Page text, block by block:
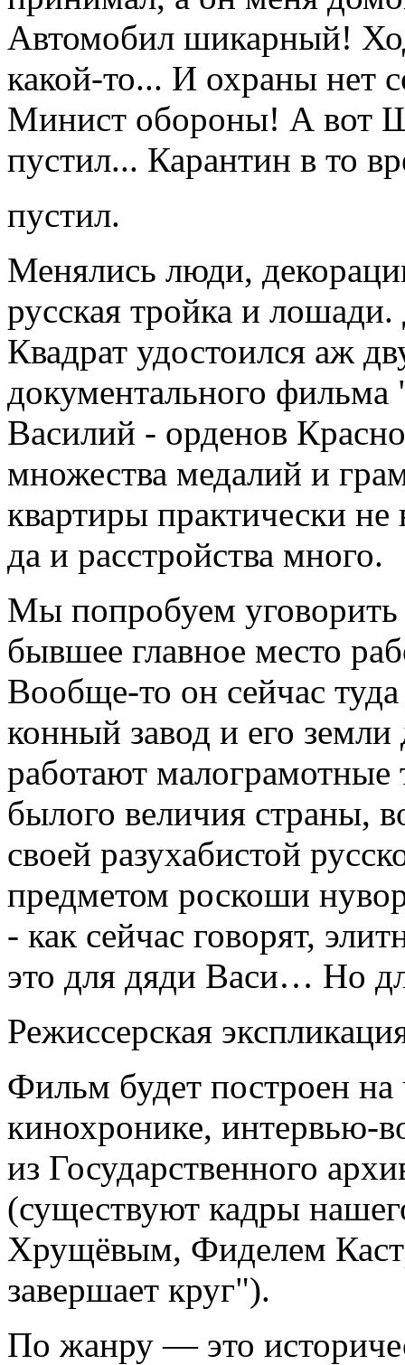
Автомобил шикарный!
какой-то... И охраны нет
Минист обороны! А вот
пустил... Карантин в то
пустил.
Менялись люди,
русская тройка и
Квадрат удостоился аж
документального фильма
Василий - орденов
множества медалий и
квартиры практически
да и расстройства много.
Мы попробуем уговорить
бывшее главное место
Вообще-то он сейчас
конный завод и его
работают
былого величия страны,
своей разухабистой
предметом роскоши
- как сейчас говорят,
это для дяди Васи… Но
Режиссерская
Фильм будет построен
кинохронике, интервью-
из Государственного
(существуют кадры
Хрущёвым, Фиделем
завершает круг").
По жанру — это